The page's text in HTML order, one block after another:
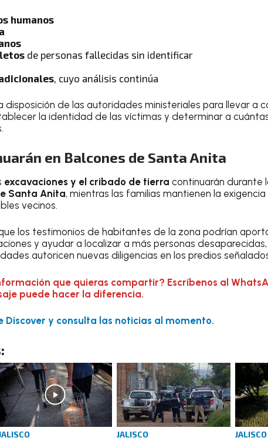
humanos
de personas fallecidas sin identificar
, cuyo análisis continúa
disposición de las autoridades ministeriales para llevar a
la identidad de las víctimas y determinar a
en Balcones de Santa Anita
excavaciones y el cribado de tierra continuarán durante
Santa Anita, mientras las familias mantienen la
vecinos.
los testimonios de habitantes de la zona podrían
y ayudar a localizar a más personas
autoricen nuevas diligencias en los predios
que quieras compartir? Escríbenos al
puede hacer la diferencia.
Discover y consulta las noticias al momento.
JALISCO
JALISCO